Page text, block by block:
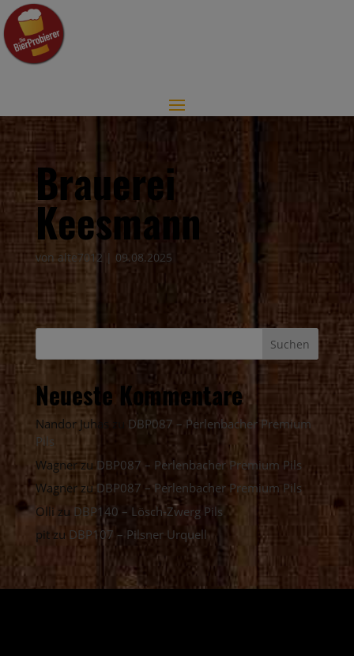
Brauerei
Keesmann
von alte7012 | 09.08.2025
Neueste Kommentare
Nandor Juhas
DBP087 – Perlenbacher Premium
Pils
Wagnerzu DBP087 – Perlenbacher Premium Pils
WagnerzuDBP087 – Perlenbacher Premium Pils
Olli zu DBP140 – Lösch-Zwerg Pils
pitzu DBP107 – Pilsner Urquell